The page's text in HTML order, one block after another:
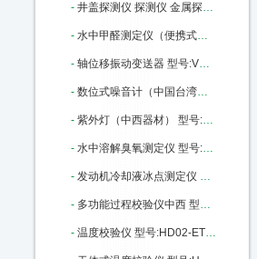
- 井盖探测仪 探测仪 金属探测仪中西 型号:WD06-RD312库号：M2506
- 水中甲醛测定仪（便携式）/便携式水中甲醛测定仪/甲醛测定仪（便携式台式可选）（中西器材） 型号:CH10/P-308库号：M216448
- 轴位移振动变送器 型号:VX66-TR2001-01-01-01-01库号：M99649
- 数位式噪音计（中国台湾） 型号:GD27/TES-1350A库号：M280634
- 紫外灯（中西器材） 型号:MG69/ZWD-15库号：M401250
- 水中溶解臭氧测定仪 型号:ND06-DOZ-7600库号：M103630
- 发动机冷却液冰点测定仪 型号:XH42-XH-138B库号：M22354
- 多功能过程校验仪中西 型号:HD02-ETX-2025 库号：M22453
- 温度校验仪 型号:HD02-ETX-1810库号：M22448